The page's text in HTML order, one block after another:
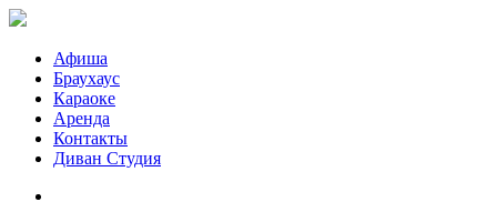
Афиша
Браухаус
Караоке
Аренда
Контакты
Диван Студия